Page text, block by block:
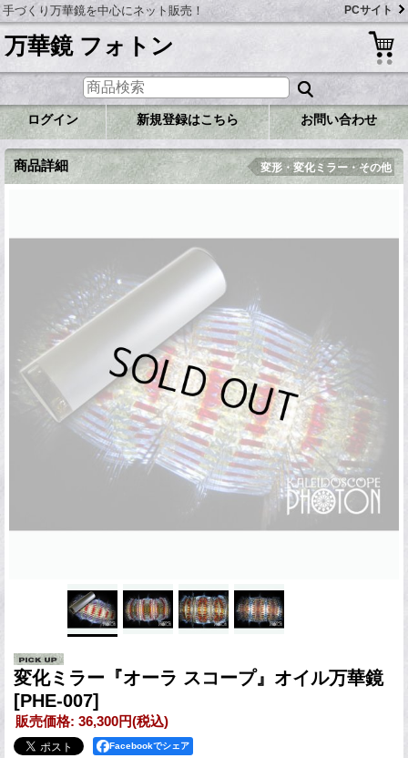
手づくり万華鏡を中心にネット販売！ PCサイト
万華鏡 フォトン
ログイン 新規登録はこちら お問い合わせ
商品詳細 変形・変化ミラー・その他
変化ミラー『オーラ スコープ』オイル万華鏡
[PHE-007]
販売価格: 36,300円(税込)
Facebookでシェア